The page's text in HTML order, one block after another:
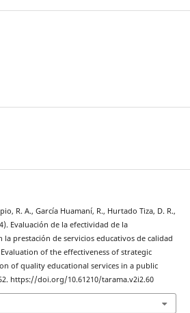
R. A., García Huamaní, R., Hurtado Tiza, D. R.,
Evaluación de la efectividad de la
prestación de servicios educativos de calidad
of the effectiveness of strategic
of quality educational services in a public
https://doi.org/10.61210/tarama.v2i2.60